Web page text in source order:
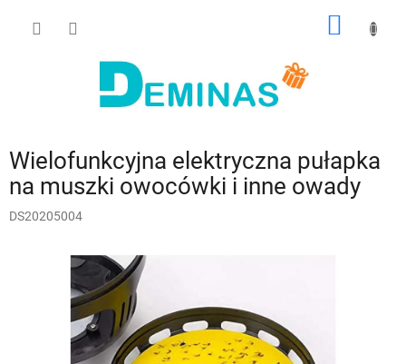
Wielofunkcyjna elektryczna pułapka
na muszki owocówki i inne owady
DS20205004